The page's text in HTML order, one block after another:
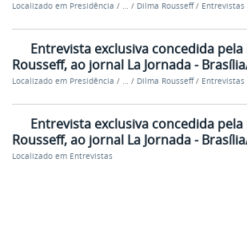
Localizado em Presidência / … / Dilma Rousseff / Entrevistas
Entrevista exclusiva concedida
Rousseff, ao jornal La Jornada -
Localizado em Presidência / … / Dilma Rousseff / Entrevistas
Entrevista exclusiva concedida
Rousseff, ao jornal La Jornada -
Localizado em Entrevistas